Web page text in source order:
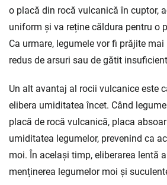
o placă din rocă vulcanică în cuptor,
uniform și va reține căldura pentru o
Ca urmare, legumele vor fi prăjite
redus de arsuri sau de gătit
Un alt avantaj al rocii vulcanice este
elibera umiditatea încet. Când
placă de rocă vulcanică, placa
umiditatea legumelor, prevenind ca
moi. În același timp, eliberarea lentă
menținerea legumelor moi și